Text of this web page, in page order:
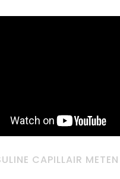
CAPILLAIR METEN